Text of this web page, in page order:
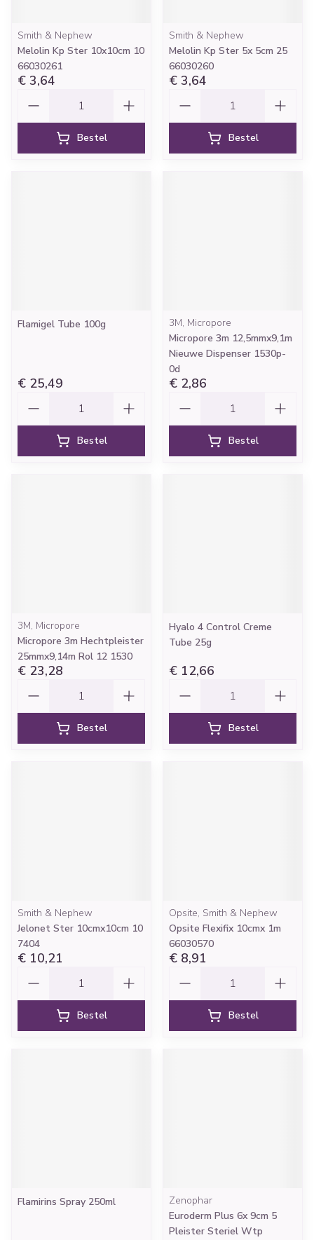
Smith & Nephew
Melolin Kp Ster 10x10cm 10
66030261
€ 3,64
Bestel
Smith & Nephew
Melolin Kp Ster 5x 5cm 25
66030260
€ 3,64
Bestel
Flamigel Tube 100g
€ 25,49
Bestel
3M, Micropore
Micropore 3m 12,5mmx9,1m
Nieuwe Dispenser 1530p-
0d
€ 2,86
Bestel
3M, Micropore
Micropore 3m Hechtpleister
25mmx9,14m Rol 12 1530
€ 23,28
Bestel
Hyalo 4 Control Creme
Tube 25g
€ 12,66
Bestel
Smith & Nephew
Jelonet Ster 10cmx10cm 10
7404
€ 10,21
Bestel
Opsite, Smith & Nephew
Opsite Flexifix 10cmx 1m
66030570
€ 8,91
Bestel
Flamirins Spray 250ml
Zenophar
Euroderm Plus 6x 9cm 5
Pleister Steriel Wtp